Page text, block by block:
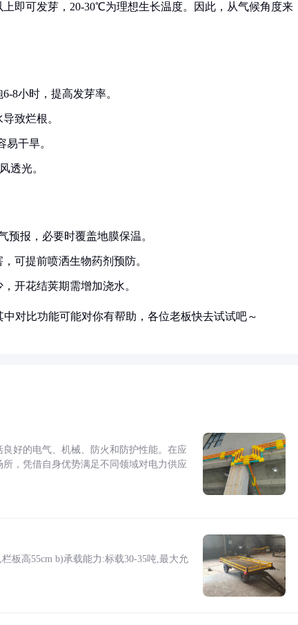
即可发芽，20-30℃为理想生长温度。因此，从气候角度来
8小时，提高发芽率。
致烂根。
易干旱。
透光。
预报，必要时覆盖地膜保温。
可提前喷洒生物药剂预防。
开花结荚期需增加浇水。
对比功能可能对你有帮助，各位老板快去试试吧～
好的电气、机械、防火和防护性能。在应
，凭借自身优势满足不同领域对电力供应
板高55cm b)承载能力:标载30-35吨,最大允